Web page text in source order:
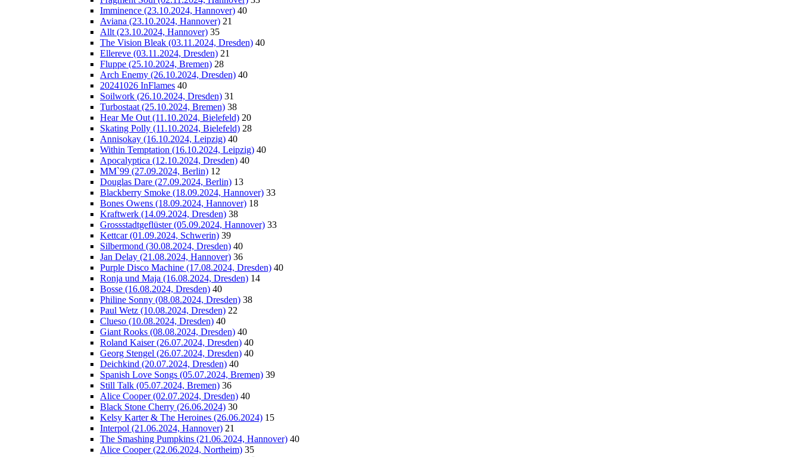
Imminence (23.10.2024, Hannover) 40
Aviana (23.10.2024, Hannover) 21
Allt (23.10.2024, Hannover) 35
The Vision Bleak (03.11.2024, Dresden) 40
Ellereve (03.11.2024, Dresden) 21
Fluppe (25.10.2024, Bremen) 28
Arch Enemy (26.10.2024, Dresden) 40
20241026 InFlames 40
Soilwork (26.10.2024, Dresden) 31
Turbostaat (25.10.2024, Bremen) 38
Hear Me Out (11.10.2024, Bielefeld) 20
Skating Polly (11.10.2024, Bielefeld) 28
Annisokay (16.10.2024, Leipzig) 40
Within Temptation (16.10.2024, Leipzig) 40
Apocalyptica (12.10.2024, Dresden) 40
MM`99 (27.09.2024, Berlin) 12
Douglas Dare (27.09.2024, Berlin) 13
Blackberry Smoke (18.09.2024, Hannover) 33
Bones Owens (18.09.2024, Hannover) 18
Kraftwerk (14.09.2024, Dresden) 38
Grossstadtgeflüster (05.09.2024, Hannover) 33
Kettcar (01.09.2024, Schwerin) 39
Silbermond (30.08.2024, Dresden) 40
Jan Delay (21.08.2024, Hannover) 36
Purple Disco Machine (17.08.2024, Dresden) 40
Ronja und Maja (16.08.2024, Dresden) 14
Bosse (16.08.2024, Dresden) 40
Philine Sonny (08.08.2024, Dresden) 38
Paul Wetz (10.08.2024, Dresden) 22
Clueso (10.08.2024, Dresden) 40
Giant Rooks (08.08.2024, Dresden) 40
Roland Kaiser (26.07.2024, Dresden) 40
Georg Stengel (26.07.2024, Dresden) 40
Deichkind (20.07.2024, Dresden) 40
Spanish Love Songs (05.07.2024, Bremen) 39
Still Talk (05.07.2024, Bremen) 36
Alice Cooper (02.07.2024, Dresden) 40
Black Stone Cherry (26.06.2024) 30
Kelsy Karter & The Heroines (26.06.2024) 15
Interpol (21.06.2024, Hannover) 21
The Smashing Pumpkins (21.06.2024, Hannover) 40
Alice Cooper (22.06.2024, Northeim) 35